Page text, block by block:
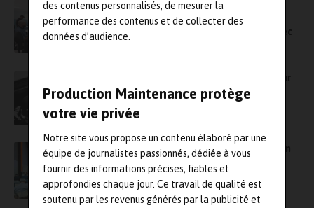
des contenus personnalisés, de mesurer la
performance des contenus et de collecter des
données d’audience.
Production Maintenance protège
votre vie privée
Notre site vous propose un contenu élaboré par une
équipe de journalistes passionnés, dédiée à vous
fournir des informations précises, fiables et
approfondies chaque jour. Ce travail de qualité est
soutenu par les revenus générés par la publicité et
Optimiser les arrêts de maintenance dans
l’industrie : l’approche conjointe de Parlym
Project Management et Elipce Solutions avec
Nucléaire : la start-up Siteflow lève 7 M€ pour
accélérer son développement
Le salon FTCM Esope ouvre ses portes à la fin
mars à Paris